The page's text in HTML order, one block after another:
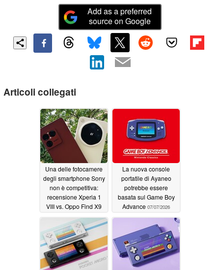
Add as a preferred
source on Google
Articoli collegati
Una delle fotocamere
degli smartphone Sony
non è competitiva:
recensione Xperia 1
VIII vs. Oppo Find X9
07/12/2026
La nuova console
portatile di Ayaneo
potrebbe essere
basata sul Game Boy
Advance 07/07/2026